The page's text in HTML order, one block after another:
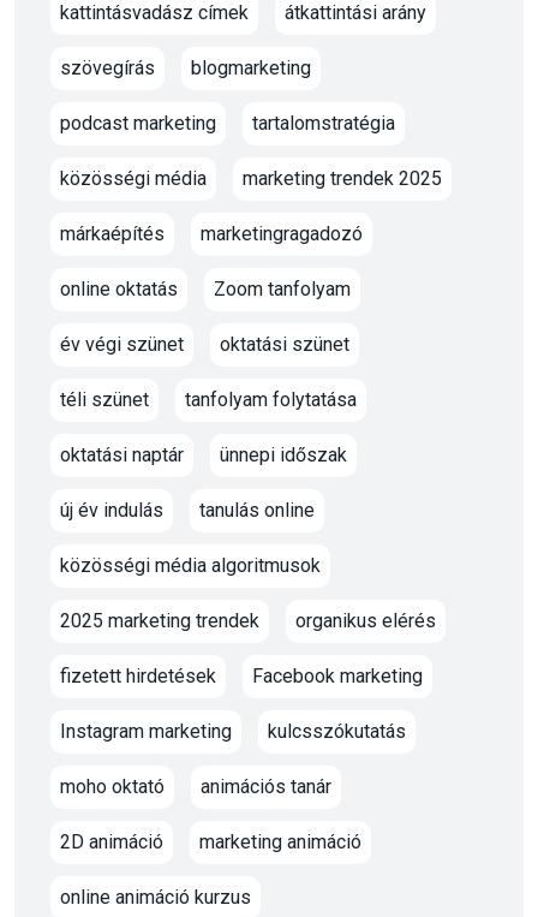
kattintásvadász címek átkattintási arány
szövegírás blogmarketing
podcast marketing tartalomstratégia
közösségi média marketing trendek 2025
márkaépítés marketingragadozó
online oktatás Zoom tanfolyam
év végi szünet oktatási szünet
téli szünet tanfolyam folytatása
oktatási naptár ünnepi időszak
új év indulás tanulás online
közösségi média algoritmusok
2025 marketing trendek organikus elérés
fizetett hirdetések Facebook marketing
Instagram marketing kulcsszókutatás
moho oktató animációs tanár
2D animáció marketing animáció
online animáció kurzus